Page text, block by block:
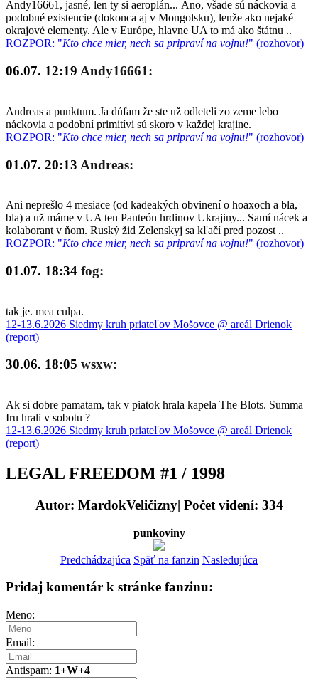
Andy16661, jasné, len ty si aeroplán... Áno, všade sú náckovia a
podobné existencie (dokonca aj v Mongolsku), lenže ako nejaké
okrajové elementy. Ale v Európe, hlavne UA to má ako štátnu ..
ROZPOR: "Kto chce mier, nech sa pripraví na vojnu!" (rozhovor)
06.07. 12:19 Andy16661:
Andreas a punktum. Ja dúfam že ste už odleteli zo zeme lebo
náckovia a podobní primitívi sú skoro v každej krajine.
ROZPOR: "Kto chce mier, nech sa pripraví na vojnu!" (rozhovor)
01.07. 20:13 Andreas:
Ani neprešlo 4 mesiace (od kadeakých obvinení o hoaxoch a bla,
bla) a už máme v UA ten Panteón hrdinov Ukrajiny... Samí nácek a
kolaborant v ňom. Ruský žid Zelenskyj sa kľačí pred pozost ..
ROZPOR: "Kto chce mier, nech sa pripraví na vojnu!" (rozhovor)
01.07. 18:34 fog:
tak je. mea culpa.
12-13.6.2026 Siedmy kruh priateľov Mošovce @ areál Drienok
(report)
30.06. 18:05 wsxw:
Ak si dobre pamatam, tak v piatok hrala kapela The Blots. Summa
Iru hrali v sobotu ?
12-13.6.2026 Siedmy kruh priateľov Mošovce @ areál Drienok
(report)
LEGAL FREEDOM #1 / 1998
Autor: MardokVeličizny| Počet videní: 334
punkoviny
Predchádzajúca Späť na fanzin Nasledujúca
Pridaj komentár k stránke fanzinu:
Meno:
Email:
Antispam: 1+W+4